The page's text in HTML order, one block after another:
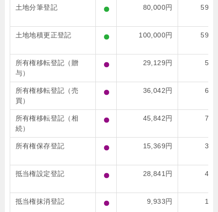
土地分筆登記 80,000円
土地地積更正登記 100,000円
所有権移転登記（贈
与）
29,129円
所有権移転登記（売
買）
36,042円
所有権移転登記（相
続）
45,842円
所有権保存登記 15,369円
抵当権設定登記 28,841円
抵当権抹消登記 9,933円